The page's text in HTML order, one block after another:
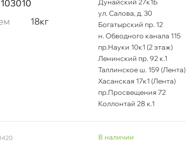
103010
18к
Дунайский 27к1Б
ул. Салова, д. 30
Богатырский пр. 12
н. Обводного канала 115
пр.Науки 10к1 (2 этаж)
Ленинский пр. 92 к.1
Таллинское ш. 159 (Лента)
Хасанская 17к1 (Лента)
пр.Просвещения 72
Коллонтай 28 к.1
наличии